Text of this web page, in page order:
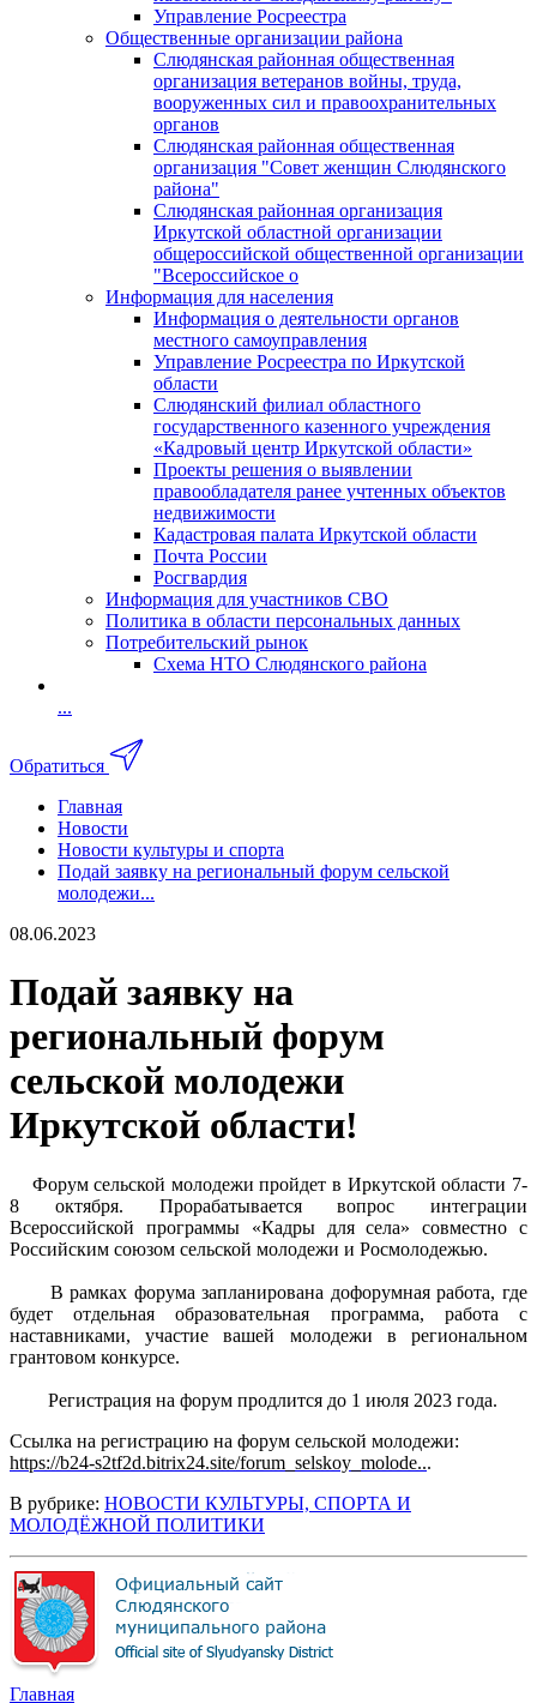
Управление Росреестра
Общественные организации района
Слюдянская районная общественная
организация ветеранов войны, труда,
вооруженных сил и правоохранительных
органов
Слюдянская районная общественная
организация "Совет женщин Слюдянского
района"
Слюдянская районная организация
Иркутской областной организации
общероссийской общественной организации
"Всероссийское о
Информация для населения
Информация о деятельности органов
местного самоуправления
Управление Росреестра по Иркутской
области
Слюдянский филиал областного
государственного казенного учреждения
«Кадровый центр Иркутской области»
Проекты решения о выявлении
правообладателя ранее учтенных объектов
недвижимости
Кадастровая палата Иркутской области
Почта России
Росгвардия
Информация для участников СВО
Политика в области персональных данных
Потребительский рынок
Схема НТО Слюдянского района
...
Обратиться
Главная
Новости
Новости культуры и спорта
Подай заявку на региональный форум сельской
молодежи...
08.06.2023
Подай заявку на
региональный форум
сельской молодежи
Иркутской области!
Форум сельской молодежи пройдет в Иркутской области 7-
8 октября. Прорабатывается вопрос интеграции
Всероссийской программы «Кадры для села» совместно с
Российским союзом сельской молодежи и Росмолодежью.
В рамках форума запланирована дофорумная работа, где
будет отдельная образовательная программа, работа с
наставниками, участие вашей молодежи в региональном
грантовом конкурсе.
Регистрация на форум продлится до 1 июля 2023 года.
Ссылка на регистрацию на форум сельской молодежи:
https://b24-s2tf2d.bitrix24.site/forum_selskoy_molode...
В рубрике: НОВОСТИ КУЛЬТУРЫ, СПОРТА И
МОЛОДЁЖНОЙ ПОЛИТИКИ
Главная